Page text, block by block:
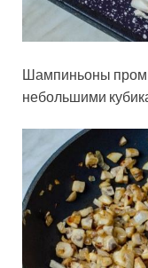
Шампиньоны
небольшими